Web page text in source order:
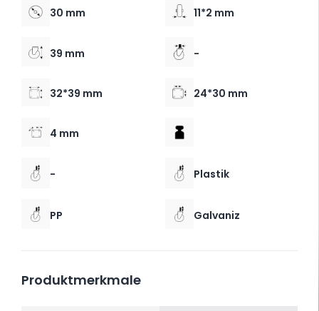
30 mm 11*2 mm
39 mm -
32*39 mm 24*30 mm
4 mm
- Plastik
PP Galvaniz
Produktmerkmale